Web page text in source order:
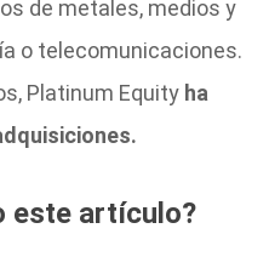
de metales, medios y
o telecomunicaciones.
Platinum Equity ha
este artículo?